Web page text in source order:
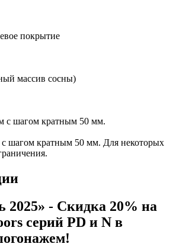
покрытие
массив сосны)
с шагом кратным 50 мм.
шагом кратным 50 мм. Для некоторых
2025» - Скидка 20% на
серий PD и N в